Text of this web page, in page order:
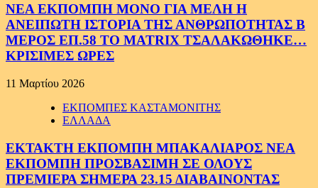
ΝΕΑ ΕΚΠΟΜΠΗ ΜΟΝΟ ΓΙΑ ΜΕΛΗ Η
ΑΝΕΙΠΩΤΗ ΙΣΤΟΡΙΑ ΤΗΣ ΑΝΘΡΩΠΟΤΗΤΑΣ Β
ΜΕΡΟΣ ΕΠ.58 ΤΟ MATRIX ΤΣΑΛΑΚΩΘΗΚΕ…
ΚΡΙΣΙΜΕΣ ΩΡΕΣ
11 Μαρτίου 2026
ΕΚΠΟΜΠΕΣ ΚΑΣΤΑΜΟΝΙΤΗΣ
ΕΛΛΑΔΑ
ΕΚΤΑΚΤΗ ΕΚΠΟΜΠΗ ΜΠΑΚΑΛΙΑΡΟΣ ΝΕΑ
ΕΚΠΟΜΠΗ ΠΡΟΣΒΑΣΙΜΗ ΣΕ ΟΛΟΥΣ
ΠΡΕΜΙΕΡΑ ΣΗΜΕΡΑ 23.15 ΔΙΑΒΑΙΝΟΝΤΑΣ